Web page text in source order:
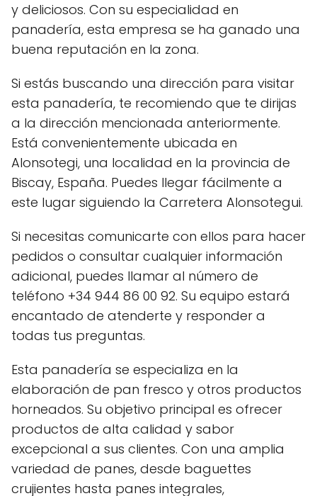
y deliciosos. Con su especialidad en
panadería, esta empresa se ha ganado una
buena reputación en la zona.
Si estás buscando una dirección para visitar
esta panadería, te recomiendo que te dirijas
a la dirección mencionada anteriormente.
Está convenientemente ubicada en
Alonsotegi, una localidad en la provincia de
Biscay, España. Puedes llegar fácilmente a
este lugar siguiendo la Carretera Alonsotegui.
Si necesitas comunicarte con ellos para hacer
pedidos o consultar cualquier información
adicional, puedes llamar al número de
teléfono +34 944 86 00 92. Su equipo estará
encantado de atenderte y responder a
todas tus preguntas.
Esta panadería se especializa en la
elaboración de pan fresco y otros productos
horneados. Su objetivo principal es ofrecer
productos de alta calidad y sabor
excepcional a sus clientes. Con una amplia
variedad de panes, desde baguettes
crujientes hasta panes integrales,